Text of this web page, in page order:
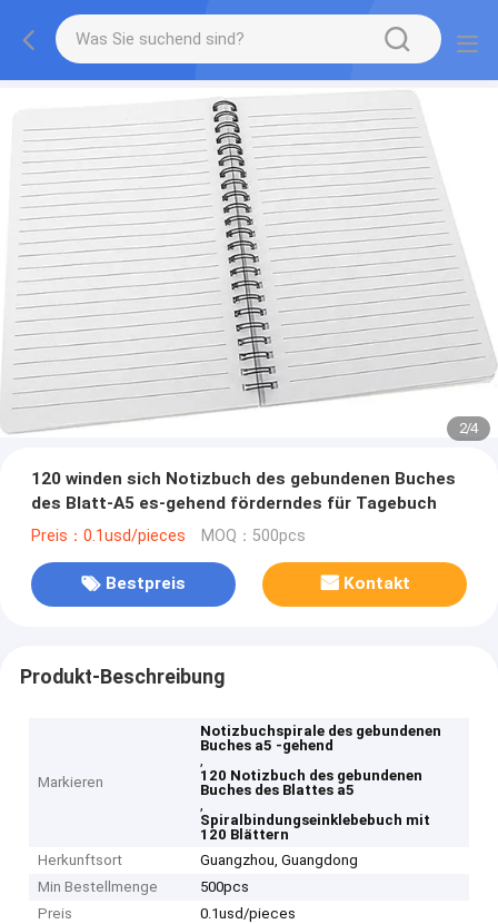
2/4
120 winden sich Notizbuch des gebundenen Buches
des Blatt-A5 es-gehend förderndes für Tagebuch
Preis：0.1usd/pieces MOQ：500pcs
Bestpreis Kontakt
Produkt-Beschreibung
Markieren
Notizbuchspirale des gebundenen
Buches a5 -gehend
,
120 Notizbuch des gebundenen
Buches des Blattes a5
,
Spiralbindungseinklebebuch mit
120 Blättern
Herkunftsort
Guangzhou, Guangdong
Min Bestellmenge
500pcs
Preis
0.1usd/pieces